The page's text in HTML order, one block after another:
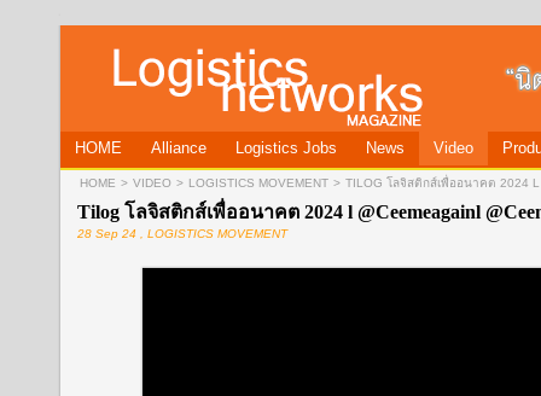
HOME Alliance Logistics Jobs News Video
HOME > VIDEO > LOGISTICS MOVEMENT > TILOG โลจิสติกส์เพื่ออนาคต 2024 L
Tilog โลจิสติกส์เพื่ออนาคต 2024 l @Ceemeagainl
28 Sep 24 , LOGISTICS MOVEMENT